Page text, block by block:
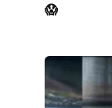
😱